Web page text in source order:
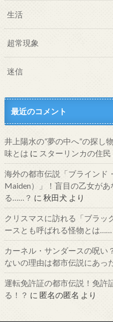
生活
超常現象
迷信
最近のコメント
井上陽水の”夢の中へ”の探し
味とは に スターリンカの住民
海外の都市伝説「ブラインド
Maiden）」！盲目の乙女があ
る……？ に 秋田犬 より
クリスマスに訪れる「ブラッ
ースとも呼ばれる怪物とは……
カーネル・サンダースの呪い
ないの理由は都市伝説にあっ
運転免許証の都市伝説！免許
る！？ に 匿名の匿名 より